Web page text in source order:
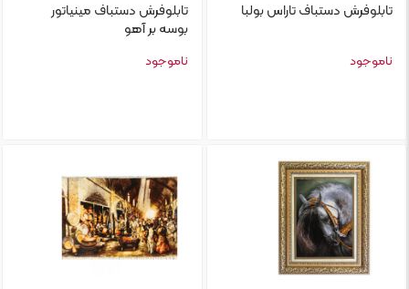
تابلو‌فرش دستباف تاراس بولبا
ناموجود
تابلو‌فرش دستباف مینیاتور
بوسه بر آهو
ناموجود